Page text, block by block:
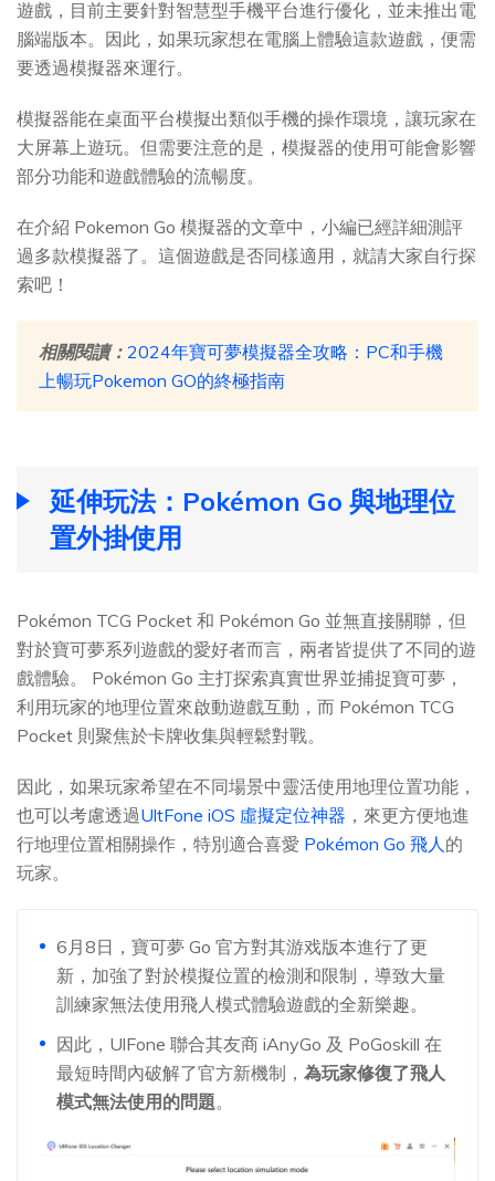
遊戲，目前主要針對智慧型手機平台進行優化，並未推出電
腦端版本。因此，如果玩家想在電腦上體驗這款遊戲，便需
要透過模擬器來運行。
模擬器能在桌面平台模擬出類似手機的操作環境，讓玩家在
大屏幕上遊玩。但需要注意的是，模擬器的使用可能會影響
部分功能和遊戲體驗的流暢度。
在介紹 Pokemon Go 模擬器的文章中，小編已經詳細測評
過多款模擬器了。這個遊戲是否同樣適用，就請大家自行探
索吧！
相關閱讀： 2024年寶可夢模擬器全攻略：PC和手機
上暢玩Pokemon GO的終極指南
延伸玩法：Pokémon Go 與地理位
置外掛使用
Pokémon TCG Pocket 和 Pokémon Go 並無直接關聯，但
對於寶可夢系列遊戲的愛好者而言，兩者皆提供了不同的遊
戲體驗。 Pokémon Go 主打探索真實世界並捕捉寶可夢，
利用玩家的地理位置來啟動遊戲互動，而 Pokémon TCG
Pocket 則聚焦於卡牌收集與輕鬆對戰。
因此，如果玩家希望在不同場景中靈活使用地理位置功能，
也可以考慮透過UltFone iOS 虛擬定位神器 ，來更方便地進
行地理位置相關操作，特別適合喜愛 Pokémon Go 飛人 的
玩家。
6月8日，寶可夢 Go 官方對其游戏版本進行了更
新，加強了對於模擬位置的檢測和限制，導致大量
訓練家無法使用飛人模式體驗遊戲的全新樂趣。
因此，UlFone 聯合其友商 iAnyGo 及 PoGoskill 在
最短時間內破解了官方新機制， 為玩家修復了飛人
模式無法使用的問題。